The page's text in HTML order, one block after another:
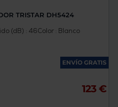
TRISTAR DH5424
(dB) : 46Color : Blanco
123 €
ENVÍO GRATIS